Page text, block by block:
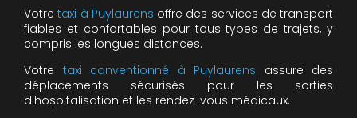
Votretaxi à Puylaurens offre des services de transport
fiables et confortables pour tous types de trajets, y
compris les longues distances.
Votre taxi conventionné à Puylaurens assure des
déplacements sécurisés pour les sorties
d'hospitalisation et les rendez-vous médicaux.